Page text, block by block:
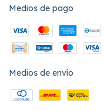
Medios de pago
Medios de envío